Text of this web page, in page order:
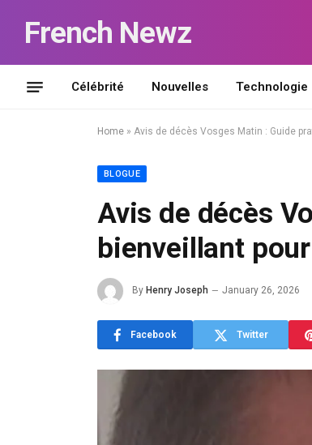
French Newz
Célébrité Nouvelles Technologie
Home » Avis de décès Vosges Matin : Guide
BLOGUE
Avis de décès
bienveillant
By Henry Joseph January 26, 2026
Facebook Twitter